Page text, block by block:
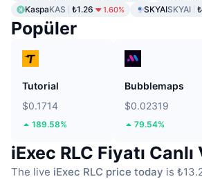
KaspaKAS ₺1.26 1.60% SKYAISKYAI
Popüler
Tutorial
$0.1714
189.58%
Bubblemaps
$0.02319
79.54%
iExec RLC Fiyatı Canlı
The live iExec RLC price today is